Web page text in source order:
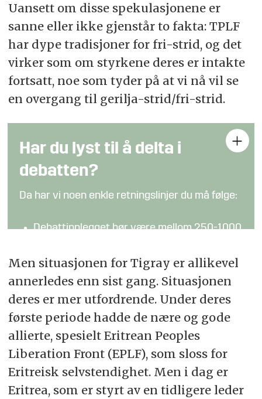
Uansett om disse spekulasjonene er
sanne eller ikke gjenstår to fakta: TPLF
har dype tradisjoner for fri-strid, og det
virker som om styrkene deres er intakte
fortsatt, noe som tyder på at vi nå vil se
en overgang til gerilja-strid/fri-strid.
Har du lyst til å delta i
debatten?
Da har vi noen enkle retningslinjer du må følge:
Debattinnlegget bør være mellom 250-1000
Kronikker og analyser fra fagpersoner kan
være lengre
Det er forskjell på meninger og fakta:
Påstander som hevdes å være sanne bør
underbygges (bidra gjerne med lenker og
tilleggsinformasjon)
Hold en saklig tone
Send bidraget tildebatt@fofo.no
Men situasjonen for Tigray er allikevel
annerledes enn sist gang. Situasjonen
deres er mer utfordrende. Under deres
første periode hadde de nære og gode
allierte, spesielt Eritrean Peoples
Liberation Front (EPLF), som sloss for
Eritreisk selvstendighet. Men i dag er
Eritrea, som er styrt av en tidligere leder